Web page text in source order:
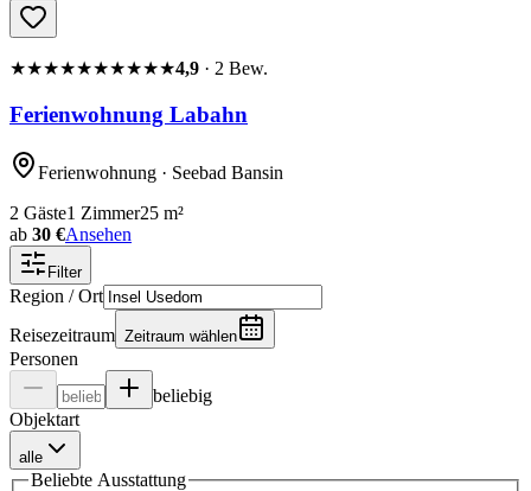
★★★★★★★★★★4,9 · 2 Bew.
Ferienwohnung Labahn
Ferienwohnung · Seebad Bansin
2 Gäste1 Zimmer25 m²
ab 30 €Ansehen
Filter
Region / Ort
Reisezeitraum Zeitraum wählen
Personen
beliebig
Objektart
alle
Beliebte Ausstattung